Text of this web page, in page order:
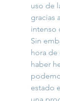
uso de
gracias
intenso
Sin
hora de
haber
estado
una